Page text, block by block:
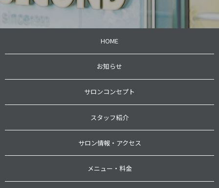
HOME
お知らせ
サロンコンセプト
スタッフ紹介
サロン情報・アクセス
メニュー・料金